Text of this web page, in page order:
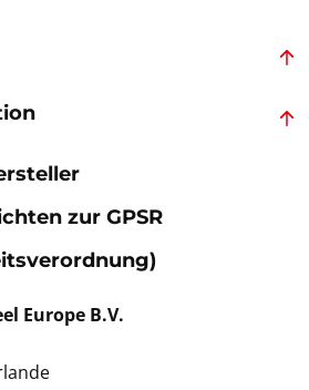
zur GPSR
Europe B.V.